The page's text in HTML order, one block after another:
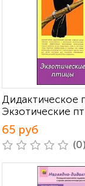
Дидактическое
Экзотические
65 руб